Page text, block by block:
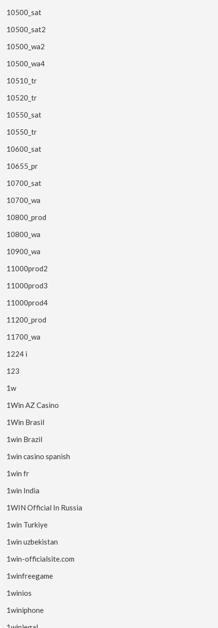
10500_sat
10500_sat2
10500_wa2
10500_wa4
10510_tr
10520_tr
10550_sat
10550_tr
10600_sat
10655_pr
10700_sat
10700_wa
10800_prod
10800_wa
10900_wa
11000prod2
11000prod3
11000prod4
11200_prod
11700_wa
1224 i
123
1w
1Win AZ Casino
1Win Brasil
1win Brazil
1win casino spanish
1win fr
1win India
1WIN Official In Russia
1win Turkiye
1win uzbekistan
1win-officialsite.com
1winfreegame
1winios
1winiphone